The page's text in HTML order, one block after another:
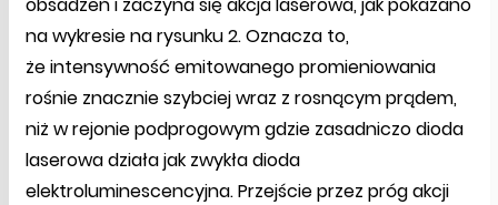
na wykresie na rysunku 2. Oznacza to,
że intensywność emitowanego promieniowania
rośnie znacznie szybciej wraz z rosnącym prądem,
niż w rejonie podprogowym gdzie zasadniczo dioda
laserowa działa jak zwykła dioda
elektroluminescencyjna. Przejście przez próg akcji